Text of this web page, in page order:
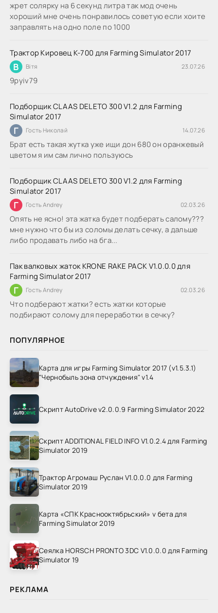
жрет солярку на 6 секунд литра так мод очень
хороший мне очень понравилось советую если хоите
заправлять на одно поле по 1000
Трактор Кировец К-700 для Farming Simulator 2017
В Вітя 23.07.26
9руіv79
Подборщик CLAAS DELETO 300 V1.2 для Farming
Simulator 2017
Г Гость Николай 14.07.26
Брат есть такая жутка уже ищи дон 680 он оранжевый
цветом я им сам лично пользуюсь
Подборщик CLAAS DELETO 300 V1.2 для Farming
Simulator 2017
Г Гость Andrey 02.03.26
Опять не ясно! эта жатка будет подберать салому???
мне нужно что бы из соломы делать сечку, а дальше
либо продавать либо на бга...
Пак валковых жаток KRONE RAKE PACK V1.0.0.0 для
Farming Simulator 2017
Г Гость Andrey 02.03.26
Что подберают жатки? есть жатки которые
подбирают солому для переработки в сечку?
ПОПУЛЯРНОЕ
Карта для игры Farming Simulator 2017 (v1.5.3.1)
"Чернобыль зона отчуждения" v1.4
Скрипт AutoDrive v2.0.0.9 Farming Simulator 2022
Скрипт ADDITIONAL FIELD INFO V1.0.2.4 для Farming
Simulator 2019
Трактор Агромаш Руслан V1.0.0.0 для Farming
Simulator 2019
Карта «СПК Краснооктябрьский» v бета для
Farming Simulator 2019
Сеялка HORSCH PRONTO 3DC V1.0.0.0 для Farming
Simulator 19
РЕКЛАМА